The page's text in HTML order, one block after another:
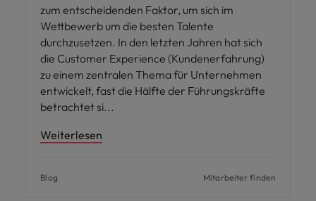
zum entscheidenden Faktor, um sich im
Wettbewerb um die besten Talente
durchzusetzen. In den letzten Jahren hat sich
die Customer Experience (Kundenerfahrung)
zu einem zentralen Thema für Unternehmen
entwickelt, fast die Hälfte der Führungskräfte
betrachtet si
Weiterlesen
Blog Mitarbeiter finden